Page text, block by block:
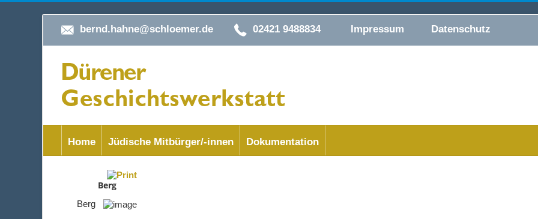
bernd.hahne@schloemer.de 02421 9488834 Impressum Datenschutz
Home Jüdische Mitbürger/-innen Dokumentation
Berg
Berg